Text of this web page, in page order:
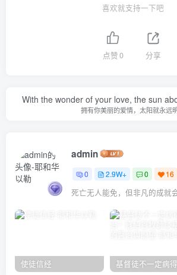
喜欢就支持一下吧
点赞0 分享
With the wonder of your love, the sun
拥有你美丽的爱情，太阳就永远
admin
0 2.9W+ 0 16
使徒信经